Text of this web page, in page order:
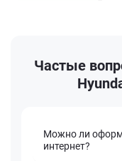
Частые
Можно ли
интернет?